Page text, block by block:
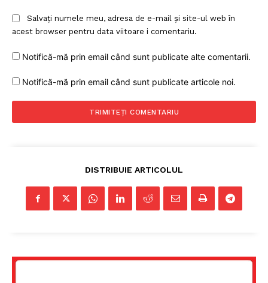
Salvați numele meu, adresa de e-mail și site-ul web în
acest browser pentru data viitoare i comentariu.
Notifică-mă prin email când sunt publicate alte comentarii.
Notifică-mă prin email când sunt publicate articole noi.
DISTRIBUIE ARTICOLUL